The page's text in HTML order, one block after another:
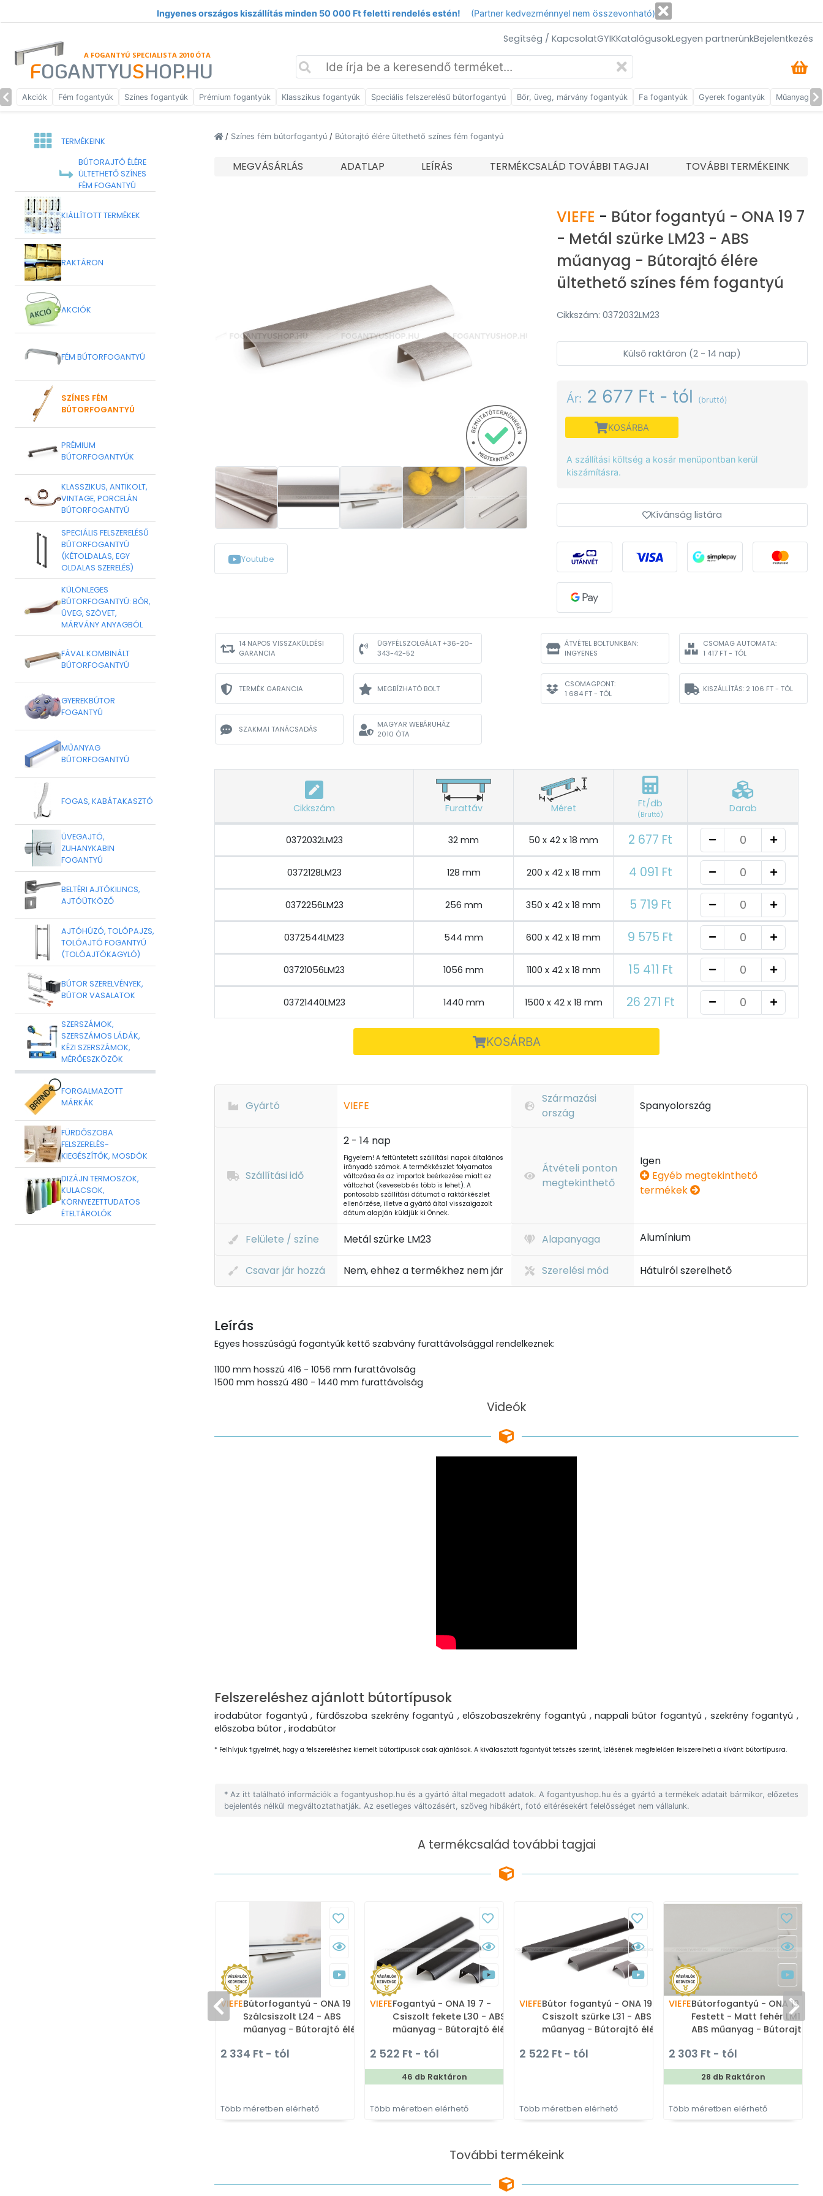
Ingyenes országos kiszállítás minden 50 000 Ft feletti rendelés estén! (Partner kedvezménnyel nem összevonható)
Segítség / KapcsolatGYIKKatalógusokLegyen partnerünkBejelentkezés
A FOGANTYÚ SPECIALISTA 2010 ÓTA
FOGANTYUSHOP.HU
Akciók Fém fogantyúk Színes fogantyúk Prémium fogantyúk Klasszikus fogantyúk Speciális felszerelésű bútorfogantyú Bőr, üveg, márvány fogantyúk Fa fogantyúk Gyerek fogantyúk Műanyag
TERMÉKEINK
BÚTORAJTÓ ÉLÉRE
ÜLTETHETŐ SZÍNES
FÉM FOGANTYÚ
KIÁLLÍTOTT TERMÉKEK
RAKTÁRON
AKCIÓK
FÉM BÚTORFOGANTYÚ
SZÍNES FÉM
BÚTORFOGANTYÚ
PRÉMIUM
BÚTORFOGANTYÚK
KLASSZIKUS, ANTIKOLT,
VINTAGE, PORCELÁN
BÚTORFOGANTYÚ
SPECIÁLIS FELSZERELÉSŰ
BÚTORFOGANTYÚ
(KÉTOLDALAS, EGY
OLDALAS SZERELÉS)
KÜLÖNLEGES
BÚTORFOGANTYÚ: BŐR,
ÜVEG, SZÖVET,
MÁRVÁNY ANYAGBÓL
FÁVAL KOMBINÁLT
BÚTORFOGANTYÚ
GYEREKBÚTOR
FOGANTYÚ
MŰANYAG
BÚTORFOGANTYÚ
FOGAS, KABÁTAKASZTÓ
ÜVEGAJTÓ,
ZUHANYKABIN
FOGANTYÚ
BELTÉRI AJTÓKILINCS,
AJTÓÜTKÖZŐ
AJTÓHÚZÓ, TOLÓPAJZS,
TOLÓAJTÓ FOGANTYÚ
(TOLÓAJTÓKAGYLÓ)
BÚTOR SZERELVÉNYEK,
BÚTOR VASALATOK
SZERSZÁMOK,
SZERSZÁMOS LÁDÁK,
KÉZI SZERSZÁMOK,
MÉRŐESZKÖZÖK
FORGALMAZOTT
MÁRKÁK
FÜRDŐSZOBA
FELSZERELÉS-
KIEGÉSZÍTŐK, MOSDÓK
DIZÁJN TERMOSZOK,
KULACSOK,
KÖRNYEZETTUDATOS
ÉTELTÁROLÓK
/ Színes fém bútorfogantyú / Bútorajtó élére ültethető színes fém fogantyú
MEGVÁSÁRLÁS ADATLAP LEÍRÁS TERMÉKCSALÁD TOVÁBBI TAGJAI TOVÁBBI TERMÉKEINK
Youtube
VIEFE - Bútor fogantyú - ONA 19 7
- Metál szürke LM23 - ABS
műanyag - Bútorajtó élére
ültethető színes fém fogantyú
Cikkszám: 0372032LM23
Külső raktáron (2 - 14 nap)
Ár: 2 677 Ft - tól (bruttó)
KOSÁRBA
A szállítási költség a kosár menüpontban kerül
kiszámításra.
Kívánság listára
14 NAPOS VISSZAKÜLDÉSI
GARANCIA
ÜGYFÉLSZOLGÁLAT +36-20-
343-42-52
TERMÉK GARANCIA MEGBÍZHATÓ BOLT
SZAKMAI TANÁCSADÁS
MAGYAR WEBÁRUHÁZ
2010 ÓTA
ÁTVÉTEL BOLTUNKBAN:
INGYENES
CSOMAG AUTOMATA:
1 417 FT - TÓL
CSOMAGPONT:
1 684 FT - TÓL
KISZÁLLÍTÁS: 2 106 FT - TÓL
Cikkszám Furattáv Méret Ft/db
(Bruttó)
Darab
0372032LM23 2 677 Ft
32 mm 50 x 42 x 18 mm
0372128LM23 4 091 Ft
128 mm 200 x 42 x 18 mm
0372256LM23 5 719 Ft
256 mm 350 x 42 x 18 mm
0372544LM23 9 575 Ft
544 mm 600 x 42 x 18 mm
03721056LM23 15 411 Ft
1056 mm 1100 x 42 x 18 mm
03721440LM23 26 271 Ft
1440 mm 1500 x 42 x 18 mm
KOSÁRBA
Gyártó VIEFE
Származási
ország
Spanyolország
Szállítási idő
2 - 14 nap
Figyelem! A feltüntetett szállítási napok általános
irányadó számok. A termékkészlet folyamatos
változása és az importok beérkezése miatt ez
változhat (kevesebb és több is lehet). A
pontosabb szállítási dátumot a raktárkészlet
ellenőrzése, illetve a gyártó által visszaigazolt
dátum alapján küldjük ki Önnek.
Átvételi ponton
megtekinthető
Igen
Egyéb megtekinthető
termékek
Felülete / színe Metál szürke LM23 Alapanyaga Alumínium
Csavar jár hozzá Nem, ehhez a termékhez nem jár Szerelési mód Hátulról szerelhető
Leírás
Egyes hosszúságú fogantyúk kettő szabvány furattávolsággal rendelkeznek:
1100 mm hosszú 416 - 1056 mm furattávolság
1500 mm hosszú 480 - 1440 mm furattávolság
Videók
Felszereléshez ajánlott bútortípusok
irodabútor fogantyú , fürdőszoba szekrény fogantyú , előszobaszekrény fogantyú , nappali bútor fogantyú , szekrény fogantyú ,
előszoba bútor , irodabútor
* Felhívjuk figyelmét, hogy a felszereléshez kiemelt bútortípusok csak ajánlások. A kiválasztott fogantyút tetszés szerint, ízlésének megfelelően felszerelheti a kívánt bútortípusra.
* Az itt található információk a fogantyushop.hu és a gyártó által megadott adatok. A fogantyushop.hu és a gyártó a termékek adatait bármikor, előzetes
bejelentés nélkül megváltoztathatják. Az esetleges változásért, szöveg hibákért, fotó eltérésekért felelősséget nem vállalunk.
A termékcsalád további tagjai
VIEFEBútorfogantyú - ONA 19 7 -
Szálcsiszolt L24 - ABS
műanyag - Bútorajtó élére
2 334 Ft - tól
Több méretben elérhető
VIEFEFogantyú - ONA 19 7 -
Csiszolt fekete L30 - ABS
műanyag - Bútorajtó élére
fogantyú
2 522 Ft - tól
46 db Raktáron
Több méretben elérhető
VIEFEBútor fogantyú - ONA 19 7 -
Csiszolt szürke L31 - ABS
műanyag - Bútorajtó élére
fogantyú
2 522 Ft - tól
Több méretben elérhető
VIEFEBútorfogantyú - ONA 19 7
Festett - Matt fehér LM1 -
ABS műanyag - Bútorajtó
fogantyú
2 303 Ft - tól
28 db Raktáron
Több méretben elérhető
További termékeink